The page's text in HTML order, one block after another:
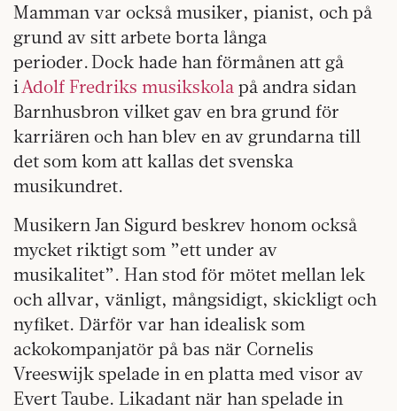
Mamman var också musiker, pianist, och på
grund av sitt arbete borta långa
perioder. Dock hade han förmånen att gå
iAdolf Fredriks musikskola på andra sidan
Barnhusbron vilket gav en bra grund för
karriären och han blev en av grundarna till
det som kom att kallas det svenska
musikundret.
Musikern Jan Sigurd beskrev honom också
mycket riktigt som ”ett under av
musikalitet”. Han stod för mötet mellan lek
och allvar, vänligt, mångsidigt, skickligt och
nyfiket. Därför var han idealisk som
ackokompanjatör på bas när Cornelis
Vreeswijk spelade in en platta med visor av
Evert Taube. Likadant när han spelade in